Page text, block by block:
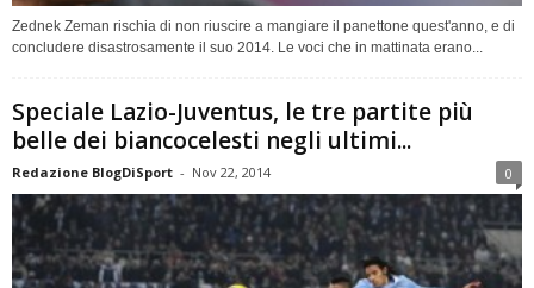
Zednek Zeman rischia di non riuscire a mangiare il panettone quest'anno, e di
concludere disastrosamente il suo 2014. Le voci che in mattinata erano...
Speciale Lazio-Juventus, le tre partite più
belle dei biancocelesti negli ultimi...
Redazione BlogDiSport - Nov 22, 2014 0